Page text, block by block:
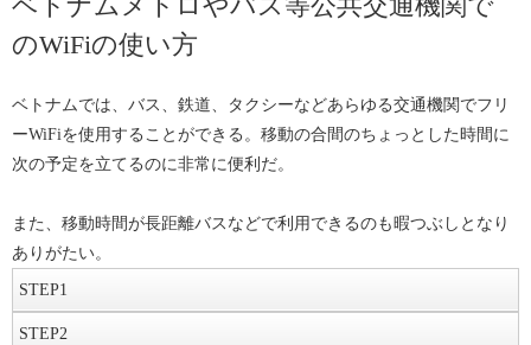
のWiFiの使い方
ベトナムでは、バス、鉄道、タクシーなどあらゆる交通機関でフリ
ーWiFiを使用することができる。移動の合間のちょっとした時間に
次の予定を立てるのに非常に便利だ。
また、移動時間が長距離バスなどで利用できるのも暇つぶしとなり
ありがたい。
STEP1
接続
STEP2